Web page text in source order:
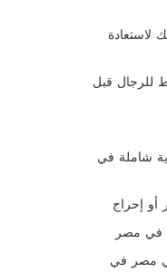
لاستعادة
للرجال قبل
شاملة في
أو إحراج
في مصر
مصر في